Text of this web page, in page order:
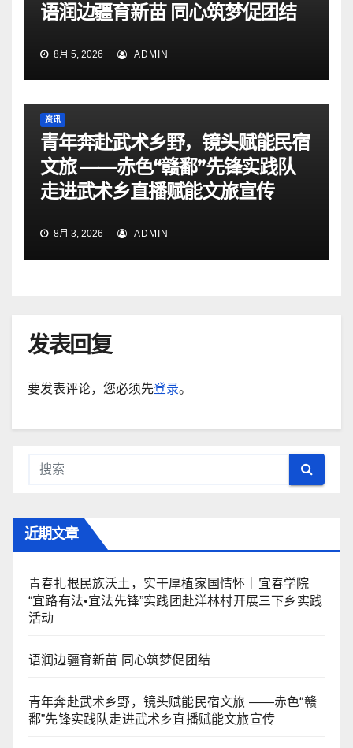
语润边疆育新苗 同心筑梦促团结
8月 5, 2026 ADMIN
资讯
青年奔赴武术乡野，镜头赋能民宿
文旅 ——赤色“赣鄱”先锋实践队
走进武术乡直播赋能文旅宣传
8月 3, 2026 ADMIN
发表回复
要发表评论，您必须先登录。
近期文章
青春扎根民族沃土，实干厚植家国情怀｜宜春学院
“宜路有法•宜法先锋”实践团赴洋林村开展三下乡实践
活动
语润边疆育新苗 同心筑梦促团结
青年奔赴武术乡野，镜头赋能民宿文旅 ——赤色“赣
鄱”先锋实践队走进武术乡直播赋能文旅宣传